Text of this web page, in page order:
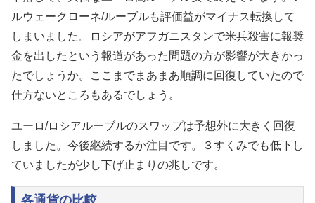
ルウェークローネ/ルーブルも評価益がマイナス転換して
しまいました。ロシアがアフガニスタンで米兵殺害に報奨
金を出したという報道があった問題の方が影響が大きかっ
たでしょうか。ここまでまあまあ順調に回復していたので
仕方ないところもあるでしょう。
ユーロ/ロシアルーブルのスワップは予想外に大きく回復
しました。今後継続するか注目です。３すくみでも低下し
ていましたが少し下げ止まりの兆しです。
各通貨の比較